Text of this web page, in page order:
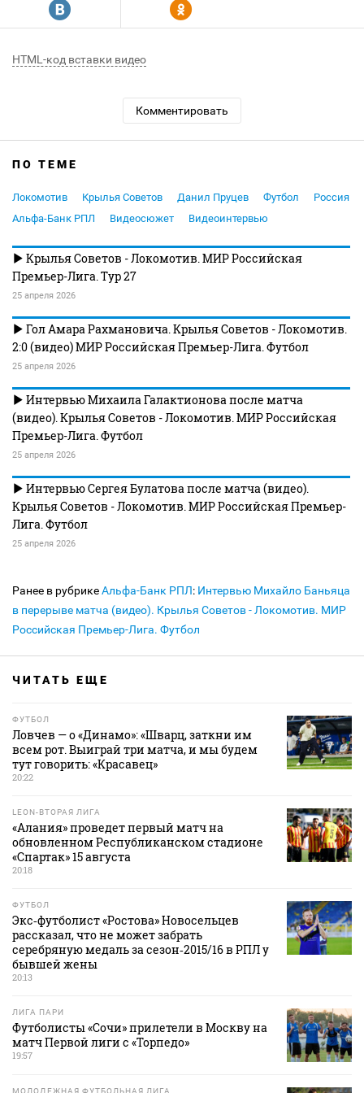
R Y
HTML-код вставки видео
Комментировать
ПО ТЕМЕ
Локомотив Крылья Советов Данил Пруцев Футбол
Россия
Альфа-Банк РПЛ
Видеосюжет Видеоинтервью
Крылья Советов - Локомотив. МИР Российская
Премьер-Лига. Тур 27
25 апреля 2026
Гол Амара Рахмановича. Крылья Советов - Локомотив.
2:0 (видео) МИР Российская Премьер-Лига. Футбол
25 апреля 2026
Интервью Михаила Галактионова после матча
(видео). Крылья Советов - Локомотив. МИР Российская
Премьер-Лига. Футбол
25 апреля 2026
Интервью Сергея Булатова после матча (видео).
Крылья Советов - Локомотив. МИР Российская Премьер-
Лига. Футбол
25 апреля 2026
Ранее в рубрикеАльфа-Банк РПЛ: Интервью Михайло Баньяца
в перерыве матча (видео). Крылья Советов - Локомотив. МИР
Российская Премьер-Лига. Футбол
ЧИТАТЬ ЕЩЕ
ФУТБОЛ
Ловчев — о «Динамо»: «Шварц, заткни им
всем рот. Выиграй три матча, и мы будем
тут говорить: «Красавец»
20:22
LEON-ВТОРАЯ ЛИГА
«Алания» проведет первый матч на
обновленном Республиканском стадионе
«Спартак» 15 августа
20:18
ФУТБОЛ
Экс‑футболист «Ростова» Новосельцев
рассказал, что не может забрать
серебряную медаль за сезон‑2015/16 в РПЛ у
бывшей жены
20:13
ЛИГА ПАРИ
Футболисты «Сочи» прилетели в Москву на
матч Первой лиги с «Торпедо»
19:57
МОЛОДЕЖНАЯ ФУТБОЛЬНАЯ ЛИГА